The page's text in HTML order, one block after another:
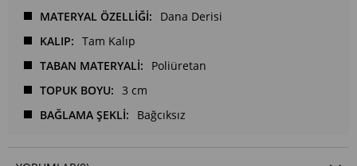
MATERYAL ÖZELLİĞİ
Dana Derisi
KALIP
Tam Kalıp
TABAN MATERYALİ
Poliüretan
TOPUK BOYU
3 cm
BAĞLAMA ŞEKLİ
Bağcıksız